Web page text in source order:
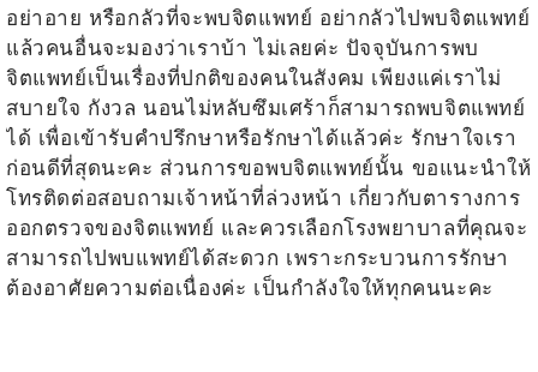
อย่าอาย หรือกลัวที่จะพบจิตแพทย์ อย่ากลัวไปพบจิตแพทย์
แล้วคนอื่นจะมองว่าเราบ้า ไม่เลยค่ะ ปัจจุบันการพบ
จิตแพทย์เป็นเรื่องที่ปกติของคนในสังคม เพียงแค่เราไม่
สบายใจ กังวล นอนไม่หลับซึมเศร้าก็สามารถพบจิตแพทย์
ได้ เพื่อเข้ารับคำปรึกษาหรือรักษาได้แล้วค่ะ รักษาใจเรา
ก่อนดีที่สุดนะคะ ส่วนการขอพบจิตแพทย์นั้น ขอแนะนำให้
โทรติดต่อสอบถามเจ้าหน้าที่ล่วงหน้า เกี่ยวกับตารางการ
ออกตรวจของจิตแพทย์ และควรเลือกโรงพยาบาลที่คุณจะ
สามารถไปพบแพทย์ได้สะดวก เพราะกระบวนการรักษา
ต้องอาศัยความต่อเนื่องค่ะ เป็นกำลังใจให้ทุกคนนะคะ